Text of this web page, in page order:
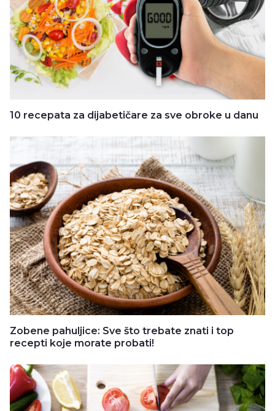
10 recepata za dijabetičare za sve obroke u danu
Zobene pahuljice: Sve što trebate znati i top
recepti koje morate probati!